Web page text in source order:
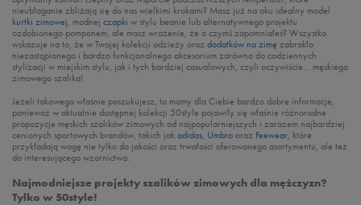
nieubłaganie zbliżają się do nas wielkimi krokami? Masz już na oku idealny model
kurtki zimowej, modnej czapki w stylu beanie lub alternatywnego projektu
ozdobionego pomponem, ale masz wrażenie, że o czymś zapomniałeś? Wszystko
wskazuje na to, że w Twojej kolekcji odzieży oraz dodatków na zimęzabrakło
niezastąpionego i bardzo funkcjonalnego akcesorium zarówno do codziennych
stylizacji w miejskim stylu, jak i tych bardziej casualowych, czyli oczywiście… męskiego
zimowego szalika!
Jeżeli takowego właśnie poszukujesz, to mamy dla Ciebie bardzo dobre informacje,
ponieważ w aktualnie dostępnej kolekcji 50style pojawiły się właśnie różnorodne
propozycje męskich szalików zimowych od najpopularniejszych i zarazem najbardziej
cenionych sportowych brandów, takich jakadidas, Umbrooraz Feewear, które
przykładają wagę nie tylko do jakości oraz trwałości oferowanego asortymentu, ale też
do interesującego wzornictwa.
Najmodniejsze projekty szalików zimowych dla mężczyzn?
Tylko w 50style!